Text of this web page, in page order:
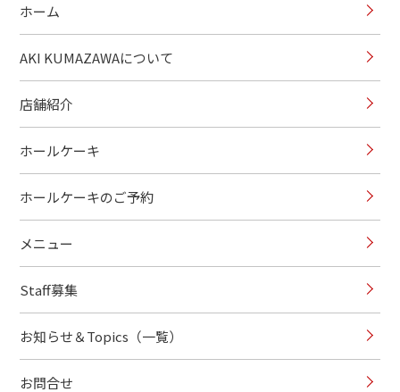
ホーム
AKI KUMAZAWAについて
店舗紹介
ホールケーキ
ホールケーキのご予約
メニュー
Staff募集
お知らせ＆Topics（一覧）
お問合せ